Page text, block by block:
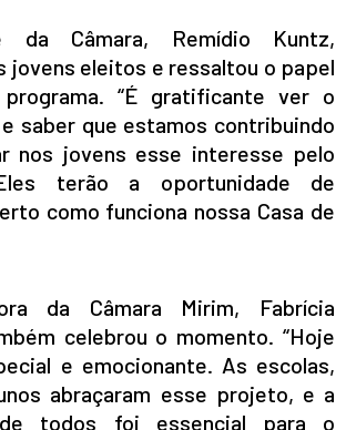
da Câmara, Remídio Kuntz,
jovens eleitos e ressaltou o papel
“É gratificante ver o
saber que estamos contribuindo
nos jovens esse interesse pelo
terão a oportunidade de
como funciona nossa Casa de
da Câmara Mirim, Fabrícia
celebrou o momento. “Hoje
e emocionante. As escolas,
abraçaram esse projeto, e a
todos foi essencial para o